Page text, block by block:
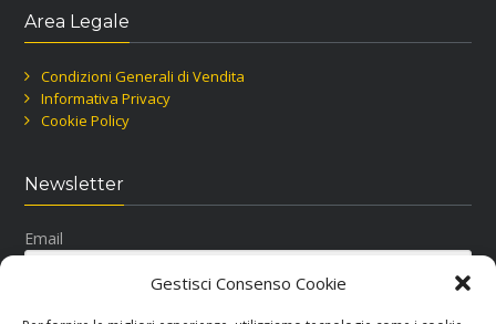
Gestisci Consenso Cookie
Area Legale
Condizioni Generali di Vendita
Informativa Privacy
Cookie Policy
Newsletter
Email